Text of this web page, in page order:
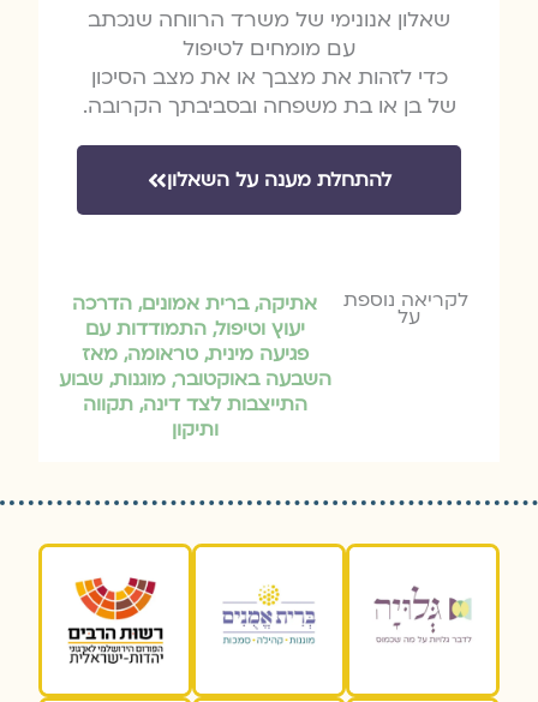
שאלון אנונימי של משרד הרווחה שנכתב
עם מומחים לטיפול
כדי לזהות את מצבך או את מצב הסיכון
של בן או בת משפחה ובסביבתך הקרובה.
להתחלת מענה על השאלון
לקריאה נוספת
על אתיקה,ברית אמונים, הדרכה
יעוץ וטיפול,התמודדות עם
פגיעה מינית,טראומה,מאז
השבעה באוקטובר,מוגנות,שבוע
התייצבות לצד דינה,תקווה
ותיקון